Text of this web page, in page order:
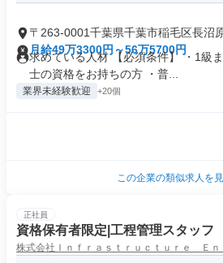
〒263-0001千葉県千葉市稲毛区長沼
月給49万3300円～56万5700円
求めている人材 【必須条件】 ・1級
士の資格をお持ちの方 ・普...
業界未経験歓迎 +20個
この企業の類似求人を
正社員
資格保有者限定|工程管理スタッフ
株式会社Ｉｎｆｒａｓｔｒｕｃｔｕｒｅ Ｅｎ